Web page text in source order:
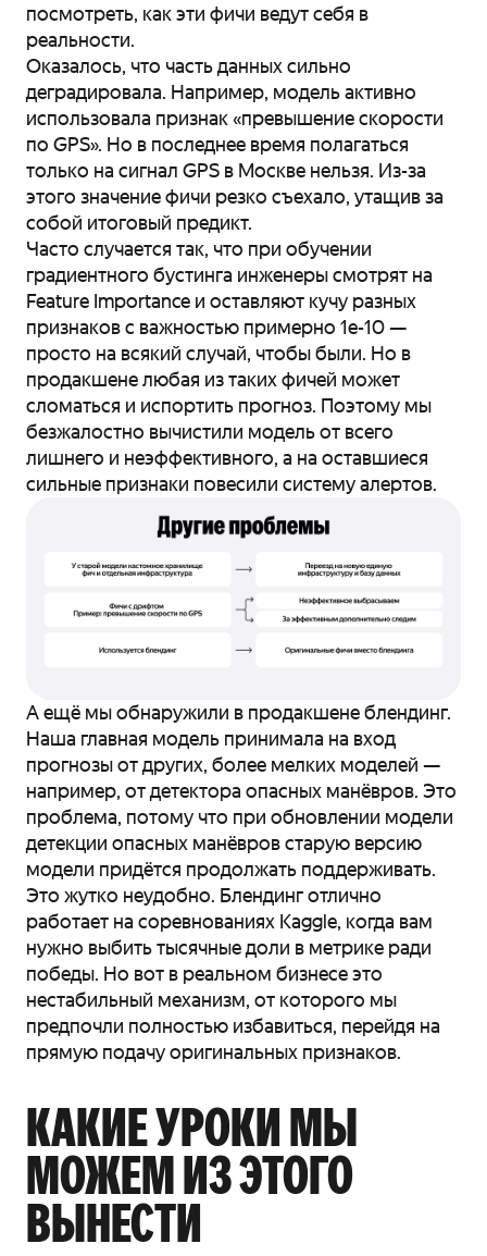
посмотреть, как эти фичи ведут себя в
реальности.
Оказалось, что часть данных сильно
деградировала. Например, модель активно
использовала признак «превышение скорости
по GPS». Но в последнее время полагаться
только на сигнал GPS в Москве нельзя. Из-за
этого значение фичи резко съехало, утащив за
собой итоговый предикт.
Часто случается так, что при обучении
градиентного бустинга инженеры смотрят на
Feature Importance и оставляют кучу разных
признаков с важностью примерно 1e-10 —
просто на всякий случай, чтобы были. Но в
продакшене любая из таких фичей может
сломаться и испортить прогноз. Поэтому мы
безжалостно вычистили модель от всего
лишнего и неэффективного, а на оставшиеся
сильные признаки повесили систему алертов.
А ещё мы обнаружили в продакшене блендинг.
Наша главная модель принимала на вход
прогнозы от других, более мелких моделей —
например, от детектора опасных манёвров. Это
проблема, потому что при обновлении модели
детекции опасных манёвров старую версию
модели придётся продолжать поддерживать.
Это жутко неудобно. Блендинг отлично
работает на соревнованиях Kaggle, когда вам
нужно выбить тысячные доли в метрике ради
победы. Но вот в реальном бизнесе это
нестабильный механизм, от которого мы
предпочли полностью избавиться, перейдя на
прямую подачу оригинальных признаков.
КАКИЕ УРОКИ МЫ
МОЖЕМ ИЗ ЭТОГО
ВЫНЕСТИ